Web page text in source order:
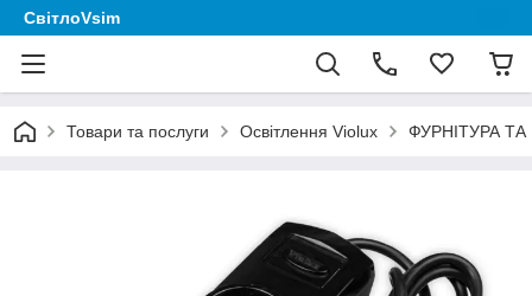
СвітлоVsim
Товари та послуги Освітлення Violux ФУРНІТУРА